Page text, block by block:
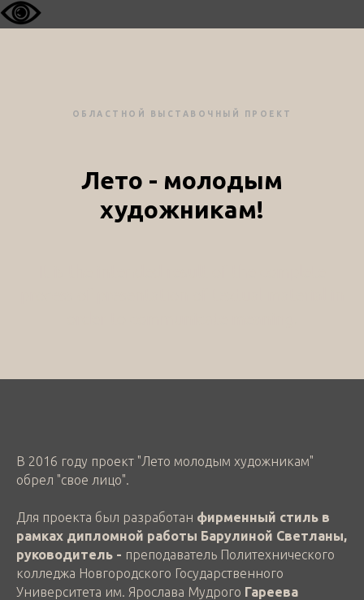
ОБЛАСТНОЙ ВЫСТАВОЧНЫЙ ПРОЕКТ
Лето - молодым
художникам!
В 2016 году проект "Лето молодым художникам"
обрел "свое лицо".
Для проекта был разработан фирменный стиль в
рамках дипломной работы Барулиной Светланы,
руководитель - преподаватель Политехнического
колледжа Новгородского Государственного
Университета им. Ярослава Мудрого Гареева